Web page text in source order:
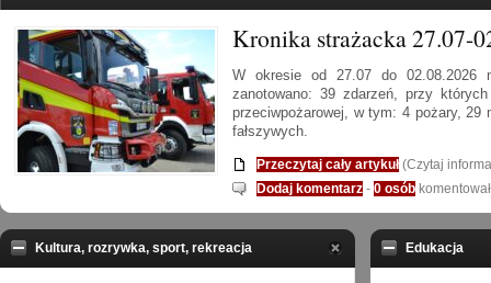
Kronika strażacka 27.07-
W okresie od 27.07 do 02.08.2026
zanotowano: 39 zdarzeń, przy
przeciwpożarowej, w tym: 4 pożary, 29
fałszywych.
Przeczytaj cały artykuł(Czytaj
Dodaj komentarz- 0 osób
Kultura, rozrywka, sport, rekreacja Edukacja